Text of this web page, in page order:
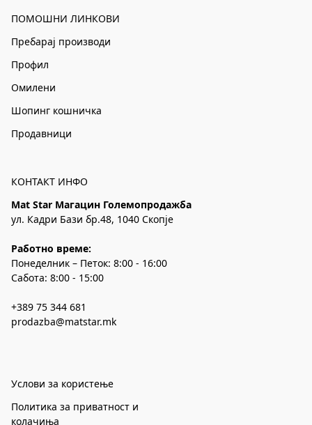
ПОМОШНИ ЛИНКОВИ
Пребарај производи
Профил
Омилени
Шопинг кошничка
Продавници
КОНТАКТ ИНФО
Mat Star Магацин Големопродажба
ул. Кадри Бази бр.48, 1040 Скопје
Работно време:
Понеделник – Петок: 8:00 - 16:00
Сабота: 8:00 - 15:00
+389 75 344 681
prodazba@matstar.mk
Услови за користење
Политика за приватност и
колачиња